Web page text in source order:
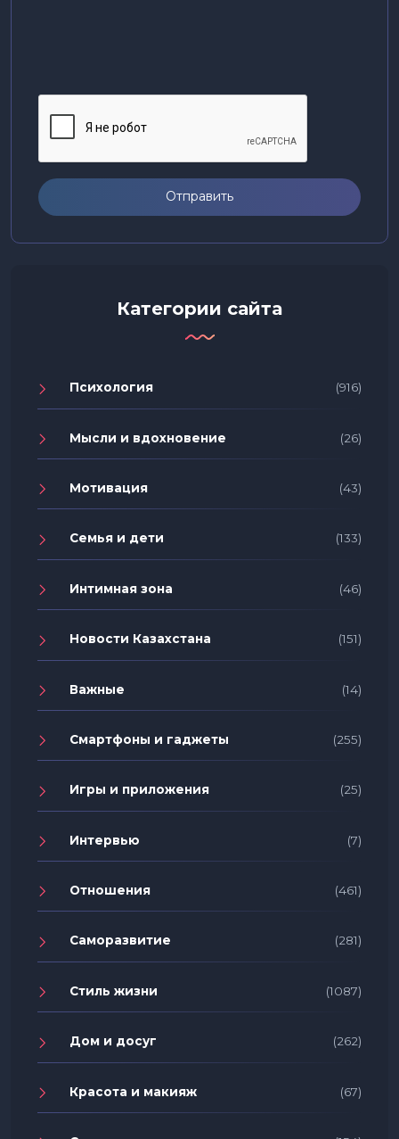
Отправить
Категории сайта
Психология (916)
Мысли и вдохновение (26)
Мотивация (43)
Семья и дети (133)
Интимная зона (46)
Новости Казахстана (151)
Важные (14)
Смартфоны и гаджеты (255)
Игры и приложения (25)
Интервью (7)
Отношения (461)
Саморазвитие (281)
Стиль жизни (1087)
Дом и досуг (262)
Красота и макияж (67)